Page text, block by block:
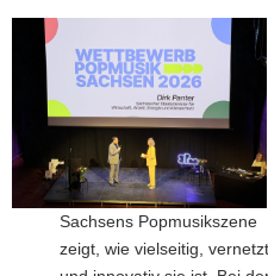
Sachsens Popmusikszene
zeigt, wie vielseitig, vernetzt